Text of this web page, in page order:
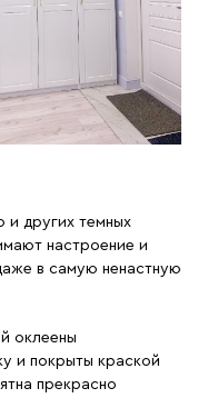
и других темных
настроение и
в самую ненастную
оклеены
и покрыты краской
прекрасно